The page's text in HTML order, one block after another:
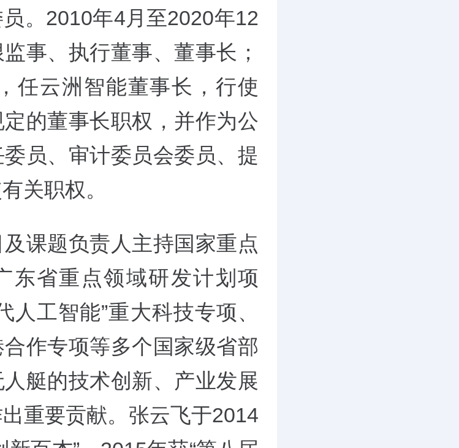
。2010年4月至2020年12
事、执行董事、董事长；
任云洲智能董事长，行使
的董事长职权，并作为公
员、审计委员会委员、提
关职权。
课题负责人主持国家重点
东省重点领域研发计划项
人工智能”重大科技专项、
作专项等多个国家级省部
艇的技术创新、产业发展
重要贡献。张云飞于2014